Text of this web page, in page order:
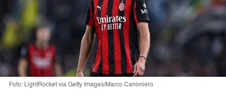
Foto: LightRocket via Getty Images/Marco Canoniero